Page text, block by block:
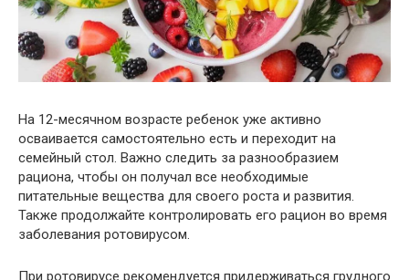
На 12-месячном возрасте ребенок уже активно
осваивается самостоятельно есть и переходит на
семейный стол. Важно следить за разнообразием
рациона, чтобы он получал все необходимые
питательные вещества для своего роста и развития.
Также продолжайте контролировать его рацион во время
заболевания ротовирусом.
При ротовирусе рекомендуется придерживаться грудного